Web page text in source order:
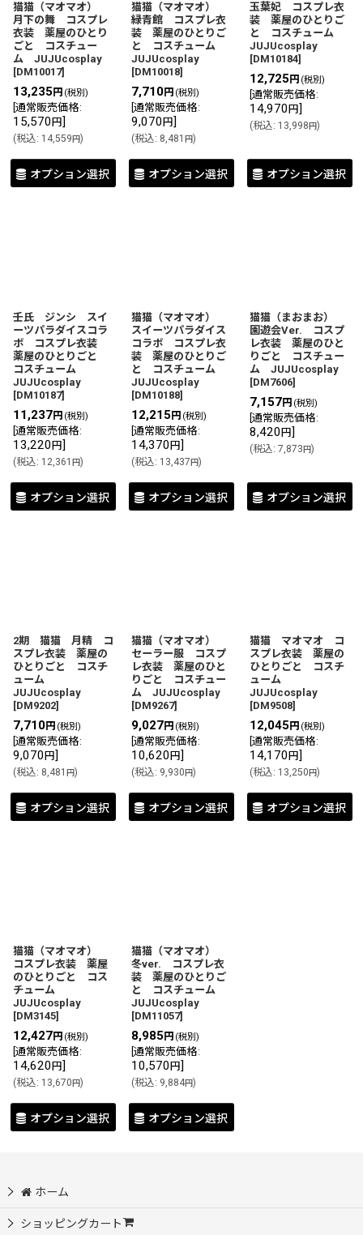
猫猫（マオマオ）
月下の舞 コスプレ
衣装 薬屋のひとり
ごと コスチュー
ム JUJUcosplay
[DM10017]
13,235 円 (税別)
通常販売価格:
15,570 円]
(税込: 14,559円)
オプション選択
猫猫（マオマオ）
緑青館 コスプレ衣
装 薬屋のひとりご
と コスチューム
JUJUcosplay
[DM10018]
7,710円 (税別)
通常販売価格:
9,070 円]
(税込: 8,481 円)
オプション選択
玉葉妃 コスプレ衣
装 薬屋のひとりご
と コスチューム
JUJUcosplay
[DM10184]
12,725 円 (税別)
通常販売価格:
14,970 円]
(税込: 13,998円)
オプション選択
壬氏 ジンシ スイ
ーツパラダイスコラ
ボ コスプレ衣装
薬屋のひとりごと
コスチューム
JUJUcosplay
[DM10187]
11,237円 (税別)
通常販売価格:
13,220 円]
(税込: 12,361 円)
オプション選択
猫猫（マオマオ）
スイーツパラダイス
コラボ コスプレ衣
装 薬屋のひとりご
と コスチューム
JUJUcosplay
[DM10188]
12,215 円 (税別)
通常販売価格:
14,370 円]
(税込: 13,437円)
オプション選択
猫猫（まおまお）
園遊会Ver. コスプ
レ衣装 薬屋のひと
りごと コスチュー
ム JUJUcosplay
[DM7606]
7,157円 (税別)
通常販売価格:
8,420 円]
(税込: 7,873円)
オプション選択
2期 猫猫 月精 コ
スプレ衣装 薬屋の
ひとりごと コスチ
ューム
JUJUcosplay
[DM9202]
7,710円 (税別)
通常販売価格:
9,070 円]
(税込: 8,481 円)
オプション選択
猫猫（マオマオ）
セーラー服 コスプ
レ衣装 薬屋のひと
りごと コスチュー
ム JUJUcosplay
[DM9267]
9,027円 (税別)
通常販売価格:
10,620 円]
(税込: 9,930円)
オプション選択
猫猫 マオマオ コ
スプレ衣装 薬屋の
ひとりごと コスチ
ューム
JUJUcosplay
[DM9508]
12,045 円 (税別)
通常販売価格:
14,170 円]
(税込: 13,250円)
オプション選択
猫猫（マオマオ）
コスプレ衣装 薬屋
のひとりごと コス
チューム
JUJUcosplay
[DM3145]
12,427円 (税別)
通常販売価格:
14,620 円]
(税込: 13,670円)
オプション選択
猫猫（マオマオ）
冬ver. コスプレ衣
装 薬屋のひとりご
と コスチューム
JUJUcosplay
[DM11057]
8,985 円 (税別)
通常販売価格:
10,570 円]
(税込: 9,884円)
オプション選択
ホーム
ショッピングカート